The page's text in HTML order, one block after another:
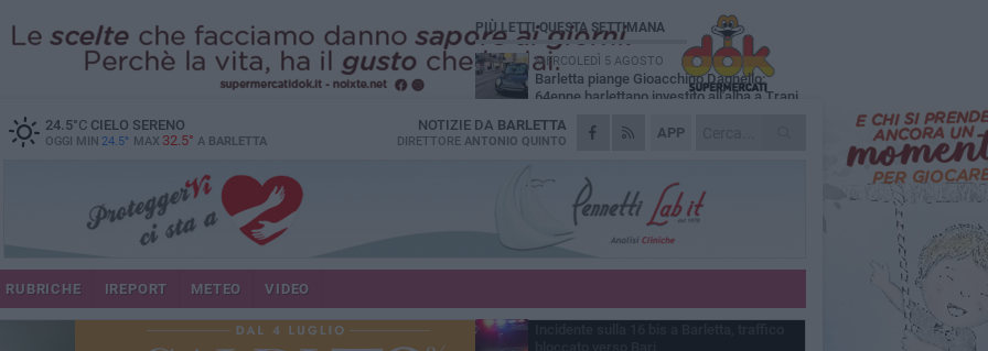
24.5°CCIELO SERENO
OGGI MIN 24.5° MAX 32.5° A BARLETTA
APP
NOTIZIE DA BARLETTA
DIRETTORE ANTONIO QUINTO
RUBRICHE IREPORT METEO VIDEO
PIÙ LETTI QUESTA SETTIMANA
MERCOLEDÌ 5 AGOSTO
Barletta piange Gioacchino Dagnello:
64enne barlettano investito all'alba a Trani
GIOVEDÌ 6 AGOSTO
Il ricordo di "Cecco", il benzinaio col
separavano dalla pensione»
MERCOLEDÌ 5 AGOSTO
Jova Summer Party, giovedì mattina
sopralluogo nell'area dell'evento
DOMENICA 2 AGOSTO
Beni confiscati alla mafia. Nasce il servizio
VENERDÌ 7 AGOSTO